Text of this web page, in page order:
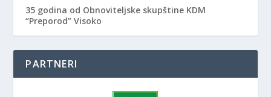
35 godina od Obnoviteljske skupštine KDM
“Preporod” Visoko
PARTNERI